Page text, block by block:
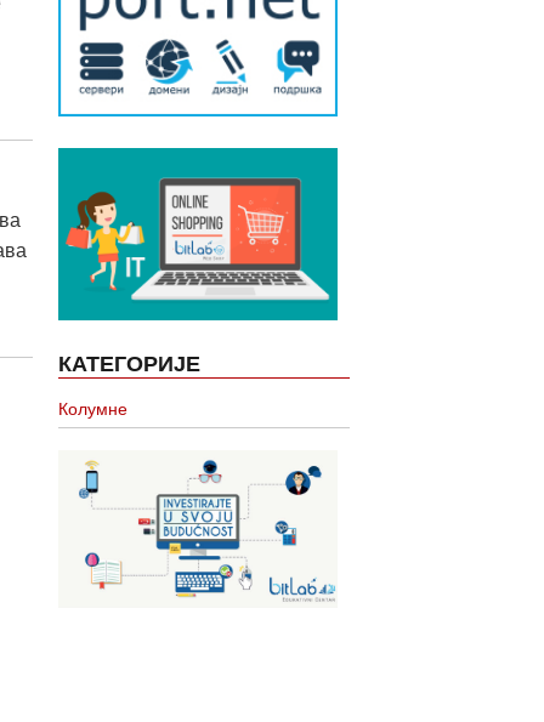
КАТЕГОРИЈЕ
Колумне